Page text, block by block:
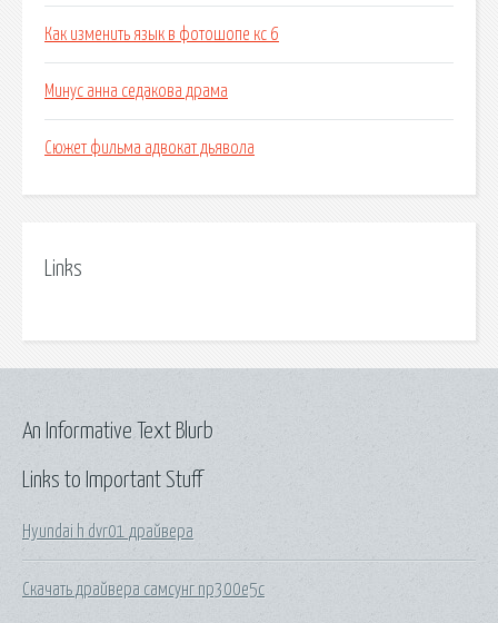
Как изменить язык в фотошопе кс 6
Минус анна седакова драма
Сюжет фильма адвокат дьявола
Links
Links to Important Stuff
Hyundai h dvr01 драйвера
Скачать драйвера самсунг np300e5c
An Informative Text Blurb